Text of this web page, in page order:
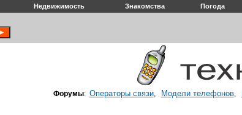
Недвижимость Знакомства Погода
Форумы: Операторы связи, Модели телефонов,